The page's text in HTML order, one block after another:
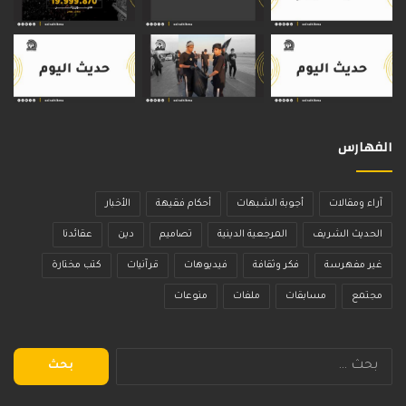
الفهارس
آراء ومقالات أجوبة الشبهات أحكام فقيهة الأخبار
الحديث الشريف المرجعية الدينية تصاميم دين عقائدنا
غير مفهرسة فكر وثقافة فيديوهات قرآنيات كتب مختارة
مجتمع مسابقات ملفات منوعات
البحث